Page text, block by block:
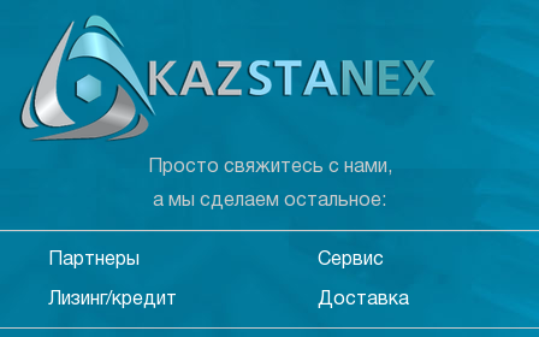
Просто свяжитесь с нами,
а мы сделаем остальное:
Партнеры Сервис
Лизинг/кредит Доставка